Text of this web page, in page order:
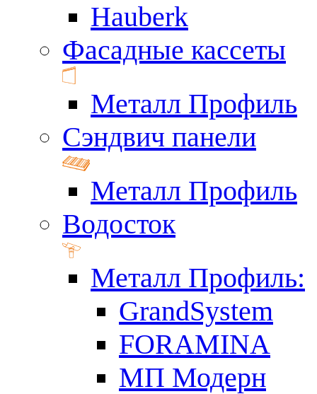
Hauberk
Фасадные кассеты
Металл Профиль
Сэндвич панели
Металл Профиль
Водосток
Металл Профиль:
GrandSystem
FORAMINA
МП Модерн